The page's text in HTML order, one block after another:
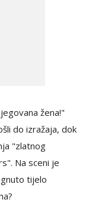
žena!"
do izražaja, dok
"zlatnog
Na sceni je
tijelo